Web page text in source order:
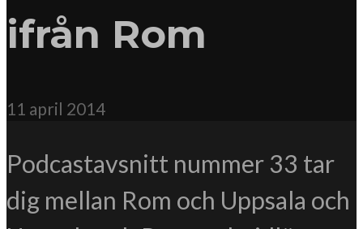
ifrån Rom
11 april 2014
Podcastavsnitt nummer 33 tar
dig mellan Rom och Uppsala och